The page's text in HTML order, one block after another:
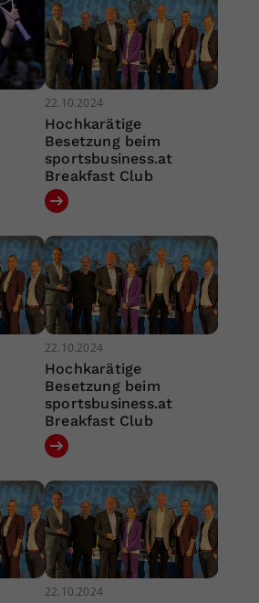
22.10.2024
Hochkarätige
Besetzung beim
sportsbusiness.at
Breakfast Club
22.10.2024
Hochkarätige
Besetzung beim
sportsbusiness.at
Breakfast Club
22.10.2024